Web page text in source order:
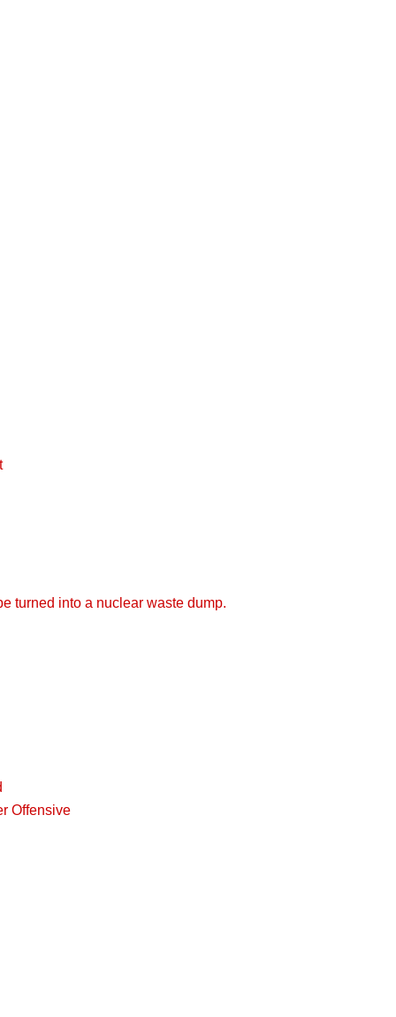
turned into a nuclear waste dump.
Offensive